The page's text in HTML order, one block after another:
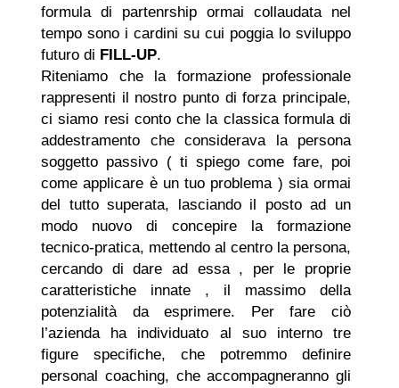
formula di partenrship ormai collaudata nel
tempo sono i cardini su cui poggia lo sviluppo
futuro di FILL-UP.
Riteniamo che la formazione professionale
rappresenti il nostro punto di forza principale,
ci siamo resi conto che la classica formula di
addestramento che considerava la persona
soggetto passivo ( ti spiego come fare, poi
come applicare è un tuo problema ) sia ormai
del tutto superata, lasciando il posto ad un
modo nuovo di concepire la formazione
tecnico-pratica, mettendo al centro la persona,
cercando di dare ad essa , per le proprie
caratteristiche innate , il massimo della
potenzialità da esprimere. Per fare ciò
l’azienda ha individuato al suo interno tre
figure specifiche, che potremmo definire
personal coaching, che accompagneranno gli